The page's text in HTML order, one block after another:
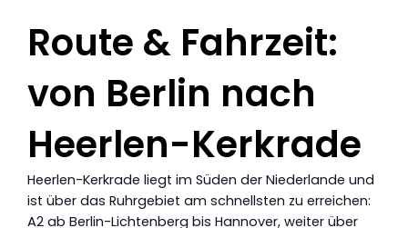
Route & Fahrzeit:
von Berlin nach
Heerlen-Kerkrade
Heerlen-Kerkrade liegt im Süden der Niederlande und
ist über das Ruhrgebiet am schnellsten zu erreichen:
A2 ab Berlin-Lichtenberg bis Hannover, weiter über